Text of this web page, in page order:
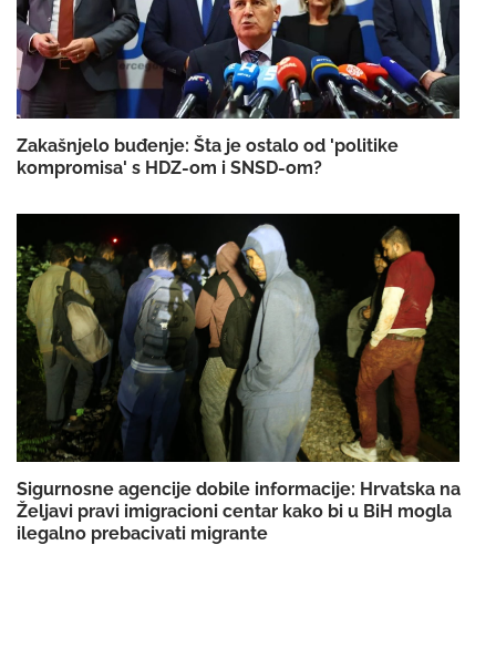
Zakašnjelo buđenje: Šta je ostalo od 'politike
kompromisa' s HDZ-om i SNSD-om?
Sigurnosne agencije dobile informacije: Hrvatska na
Željavi pravi imigracioni centar kako bi u BiH mogla
ilegalno prebacivati migrante